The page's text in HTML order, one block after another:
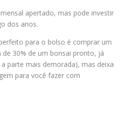
apertado, mas pode investir
dos anos.
para o bolso é comprar um
de 30% de um bonsai pronto, já
parte mais demorada), mas deixa
para você fazer com